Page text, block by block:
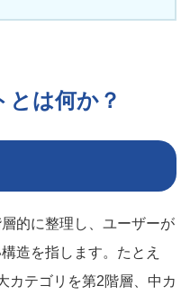
とは何か？
的に整理し、ユーザーが
造を指します。たとえ
カテゴリを第2階層、中カ